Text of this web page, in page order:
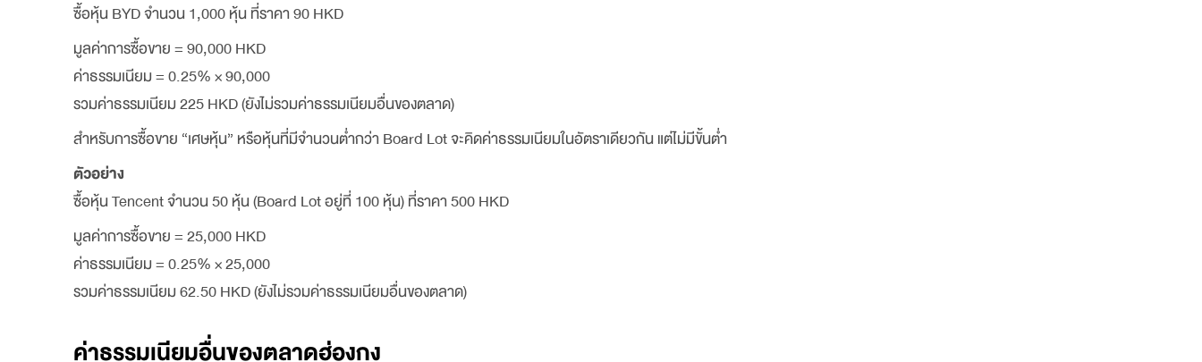
ซื้อหุ้น BYD จำนวน 1,000 หุ้น ที่ราคา 90 HKD
มูลค่าการซื้อขาย = 90,000 HKD
ค่าธรรมเนียม = 0.25% × 90,000
รวมค่าธรรมเนียม 225 HKD (ยังไม่รวมค่าธรรมเนียมอื่นของตลาด)
สำหรับการซื้อขาย “เศษหุ้น” หรือหุ้นที่มีจำนวนต่ำกว่า Board Lot จะคิดค่าธรรมเนียมในอัตราเดียวกัน แต่ไม่มีขั้นต่ำ
ตัวอย่าง
ซื้อหุ้น Tencent จำนวน 50 หุ้น (Board Lot อยู่ที่ 100 หุ้น) ที่ราคา 500 HKD
มูลค่าการซื้อขาย = 25,000 HKD
ค่าธรรมเนียม = 0.25% × 25,000
รวมค่าธรรมเนียม 62.50 HKD (ยังไม่รวมค่าธรรมเนียมอื่นของตลาด)
ค่าธรรมเนียมอื่นของตลาดฮ่องกง